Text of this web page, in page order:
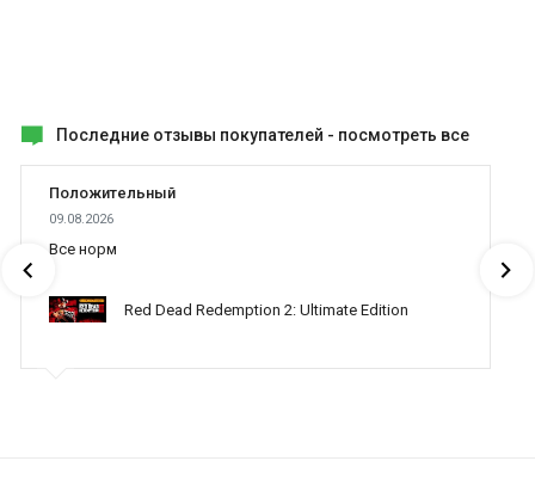
Последние отзывы покупателей - посмотреть все
Положительный
09.08.2026
Все норм
Red Dead Redemption 2: Ultimate Edition